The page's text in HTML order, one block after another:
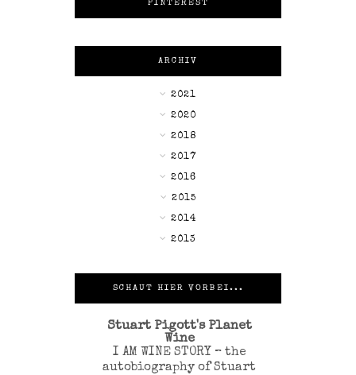
PINTEREST
ARCHIV
►2021
►2020
►2018
►2017
►2016
▼2015
►2014
►2013
SCHAUT HIER VORBEI...
Stuart Pigott's Planet
Wine
I AM WINE STORY – the
autobiography of Stuart